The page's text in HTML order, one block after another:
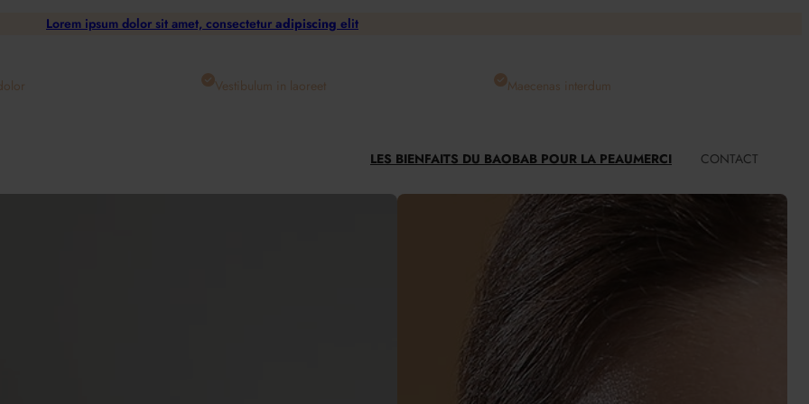
Lorem ipsum dolor sit amet, consectetur adipiscing elit
Vestibulum in laoreet Maecenas interdum
LES BIENFAITS DU BAOBAB POUR LA PEAUMERCI CONTACT